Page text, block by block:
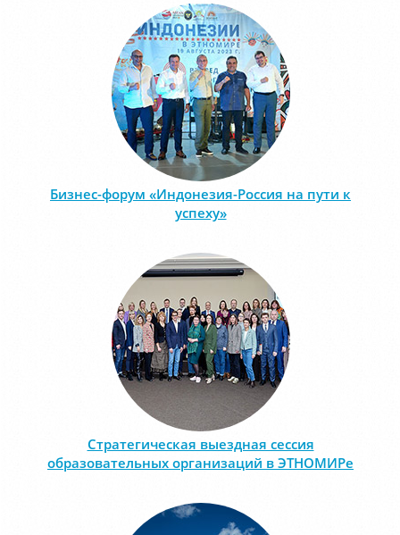
Бизнес-форум «Индонезия-Россия на пути к
успеху»
Стратегическая выездная сессия
образовательных организаций в ЭТНОМИРе